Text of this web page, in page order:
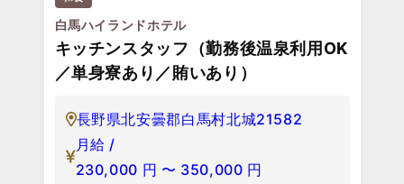
白馬ハイランドホテル
キッチンスタッフ（勤務後温泉利用OK
／単身寮あり／賄いあり）
長野県北安曇郡白馬村北城21582
月給 /
230,000 円 〜 350,000 円